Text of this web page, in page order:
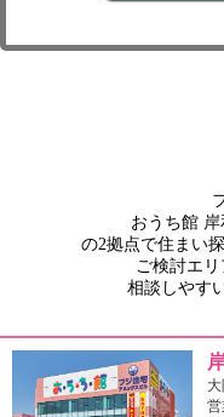
おうち館
の2拠点で住まい
ご検討エリ
相談しやす
営